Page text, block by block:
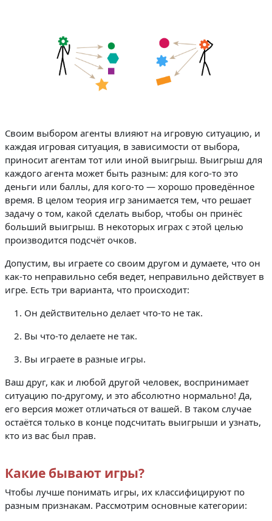
Своим выбором агенты влияют на игровую ситуацию, и
каждая игровая ситуация, в зависимости от выбора,
приносит агентам тот или иной выигрыш. Выигрыш для
каждого агента может быть разным: для кого-то это
деньги или баллы, для кого-то — хорошо проведённое
время. В целом теория игр занимается тем, что решает
задачу о том, какой сделать выбор, чтобы он принёс
больший выигрыш. В некоторых играх с этой целью
производится подсчёт очков.
Допустим, вы играете со своим другом и думаете, что он
как-то неправильно себя ведет, неправильно действует в
игре. Есть три варианта, что происходит:
Он действительно делает что-то не так.
Вы что-то делаете не так.
Вы играете в разные игры.
Ваш друг, как и любой другой человек, воспринимает
ситуацию по-другому, и это абсолютно нормально! Да,
его версия может отличаться от вашей. В таком случае
остаётся только в конце подсчитать выигрыши и узнать,
кто из вас был прав.
Какие бывают игры?
Чтобы лучше понимать игры, их классифицируют по
разным признакам. Рассмотрим основные категории: